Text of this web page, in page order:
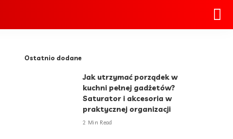
Ostatnio dodane
Jak utrzymać porządek w
kuchni pełnej gadżetów?
Saturator i akcesoria w
praktycznej organizacji
2 Min Read